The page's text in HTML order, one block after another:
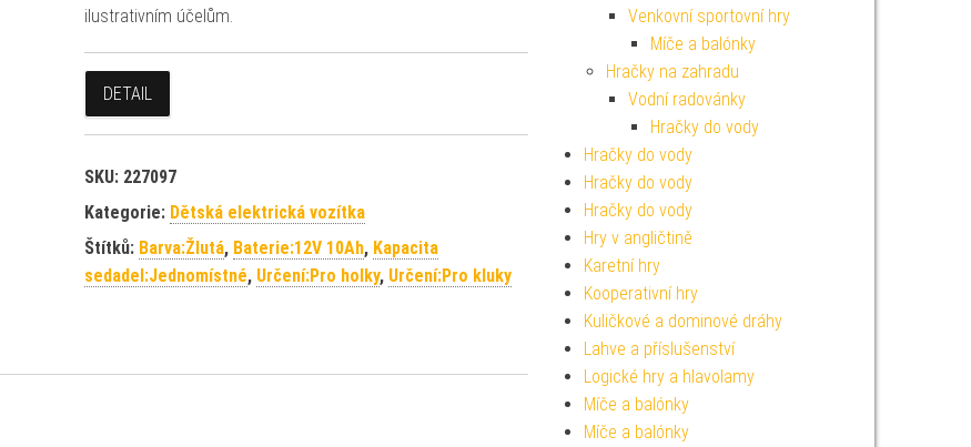
ilustrativním účelům.
DETAIL
SKU: 227097
Kategorie: Dětská elektrická vozítka
Štítků: Barva:Žlutá, Baterie:12V 10Ah, Kapacita
sedadel:Jednomístné, Určení:Pro holky, Určení:Pro kluky
Venkovní sportovní hry
Míče a balónky
Hračky na zahradu
Vodní radovánky
Hračky do vody
Hračky do vody
Hračky do vody
Hračky do vody
Hry v angličtině
Karetní hry
Kooperativní hry
Kuličkové a dominové dráhy
Lahve a příslušenství
Logické hry a hlavolamy
Míče a balónky
Míče a balónky